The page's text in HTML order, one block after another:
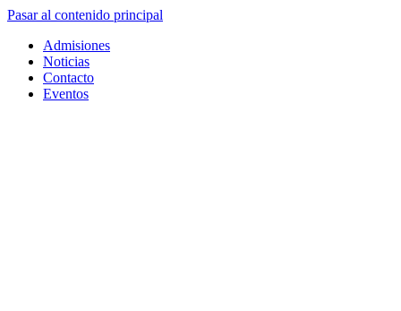
Pasar al contenido principal
Admisiones
Noticias
Contacto
Eventos